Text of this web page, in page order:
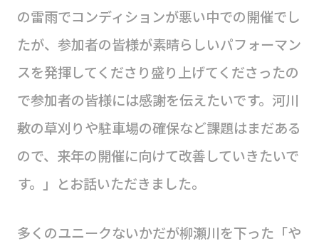
の雷雨でコンディションが悪い中での開催でし
たが、参加者の皆様が素晴らしいパフォーマン
スを発揮してくださり盛り上げてくださったの
で参加者の皆様には感謝を伝えたいです。河川
敷の草刈りや駐車場の確保など課題はまだある
ので、来年の開催に向けて改善していきたいで
す。」とお話いただきました。
多くのユニークないかだが柳瀬川を下った「や